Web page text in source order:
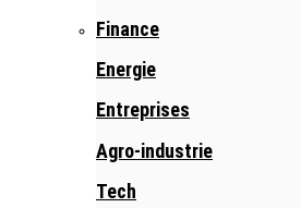
Finance
Energie
Entreprises
Agro-industrie
Tech